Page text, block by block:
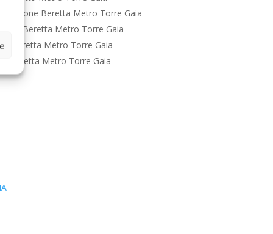
Beretta Metro Torre Gaia
Beretta Metro Torre Gaia
Beretta Metro Torre Gaia
Beretta Metro Torre Gaia